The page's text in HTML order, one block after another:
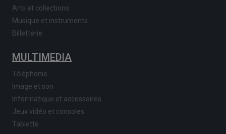
Arts et collections
Musique et instruments
Billetterie
MULTIMEDIA
Téléphonie
Image et son
Informatique et accessoires
Jeux vidéo et consoles
Tablette